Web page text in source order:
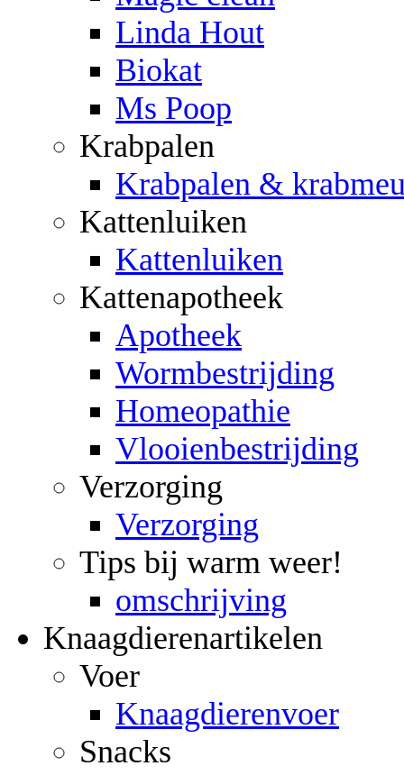
Linda Hout
Biokat
Ms Poop
Krabpalen
Krabpalen &
Kattenluiken
Kattenluiken
Kattenapotheek
Apotheek
Wormbestrijding
Homeopathie
Vlooienbestrijding
Verzorging
Verzorging
Tips bij warm weer!
omschrijving
Knaagdierenartikelen
Voer
Knaagdierenvoer
Snacks